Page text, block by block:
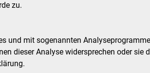
zu.
und mit sogenannten
dieser Analyse widersprechen oder sie